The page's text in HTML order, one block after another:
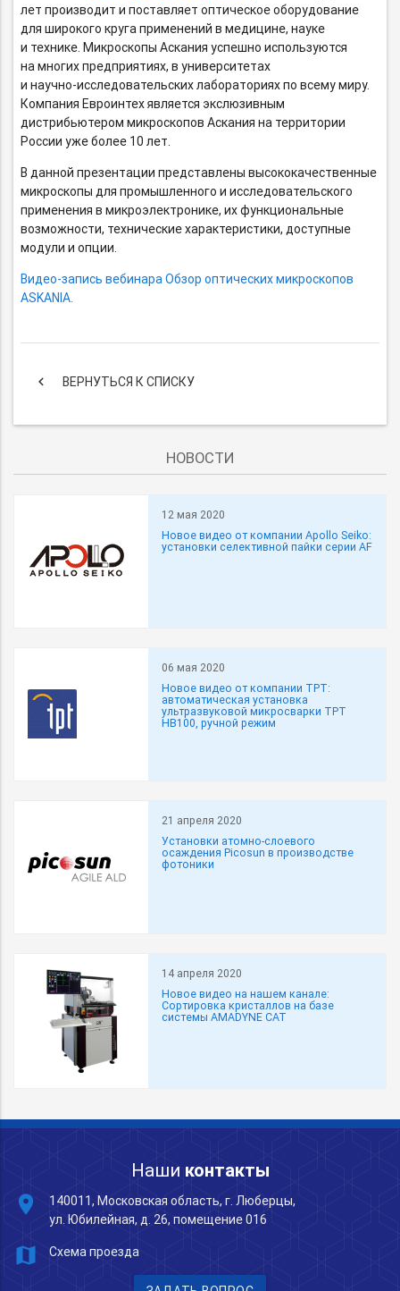
лет производит и поставляет оптическое оборудование
для широкого круга применений в медицине, науке
и технике. Микроскопы Аскания успешно используются
на многих предприятиях, в университетах
и научно-исследовательскихлабораториях по всему миру.
Компания Евроинтех является экслюзивным
дистрибьютером микроскопов Аскания на территории
России уже более 10 лет.
В данной презентации представлены высококачественные
микроскопы для промышленного и исследовательского
применения в микроэлектронике, их функциональные
возможности, технические характеристики, доступные
модули и опции.
Видео-запись вебинара Обзор оптических микроскопов
ASKANIA.
keyboard_arrow_left ВЕРНУТЬСЯ К СПИСКУ
НОВОСТИ
12 мая 2020
Новое видео от компании Apollo Seiko:
установки селективной пайки серии AF
06 мая 2020
Новое видео от компании TPT:
автоматическая установка
ультразвуковой микросварки TPT
HB100, ручной режим
21 апреля 2020
Установки атомно-слоевого
осаждения Picosun в производстве
фотоники
14 апреля 2020
Новое видео на нашем канале:
Сортировка кристаллов на базе
системы AMADYNE CAT
Наши контакты
place
140011, Московская область, г. Люберцы,
ул. Юбилейная, д. 26, помещение 016
map Схема проезда